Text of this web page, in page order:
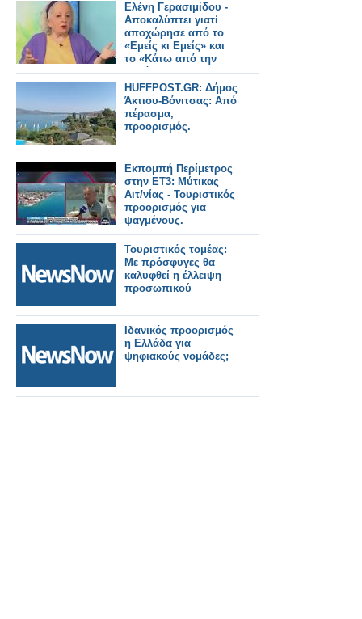
Ελένη Γερασιμίδου -
Αποκαλύπτει γιατί
αποχώρησε από το
«Εμείς κι Εμείς» και
το «Κάτω από την
Ακρόπολη»
HUFFPOST.GR: Δήμος
Άκτιου-Βόνιτσας: Από
πέρασμα,
προορισμός.
Εκπομπή Περίμετρος
στην ΕΤ3: Μύτικας
Αιτ/νίας - Τουριστικός
προορισμός για
ψαγμένους.
Τουριστικός τομέας:
Με πρόσφυγες θα
καλυφθεί η έλλειψη
προσωπικού
Ιδανικός προορισμός
η Ελλάδα για
ψηφιακούς νομάδες;